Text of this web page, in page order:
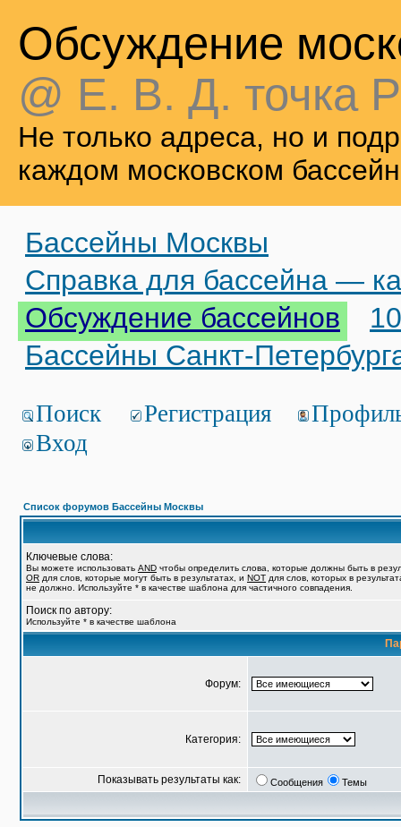
Обсуждение
@ Е. В. Д. точка
Не только адреса, но и
каждом московском
Бассейны Москвы
Справка для бассейна —
Обсуждение бассейнов
Бассейны Санкт-
Поиск Регистрация
Вход
Список форумов Бассейны Москвы
Ключевые слова:
Вы можете использовать AND чтобы определить слова, которые должны быть в
OR для слов, которые могут быть в результатах, и NOT для слов, которых в
не должно. Используйте * в качестве шаблона для частичного совпадения.
Поиск по автору:
Используйте * в качестве шаблона
Форум:
Категория:
Показывать результаты как: Сообщения Темы